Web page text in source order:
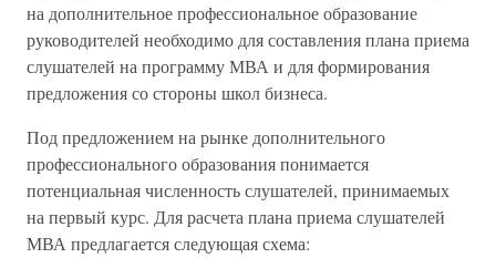
на дополнительное профессиональное образование
руководителей необходимо для составления плана приема
слушателей на программу МВА и для формирования
предложения со стороны школ бизнеса.
Под предложением на рынке дополнительного
профессионального образования понимается
потенциальная численность слушателей, принимаемых
на первый курс. Для расчета плана приема слушателей
МВА предлагается следующая схема: